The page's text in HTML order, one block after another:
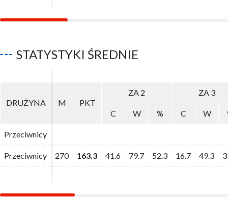
STATYSTYKI ŚREDNIE
DRUŻYNA M PKT
ZA 2 ZA 3
C W % C W
Przeciwnicy
Przeciwnicy 270 163.3 41.6 79.7 52.3 16.7 49.3
DRUŻYNA M PKT
ZA 2 ZA 3
C W % C W
Przeciwnicy
Przeciwnicy 270 163.3 41.6 79.7 52.3 16.7 49.3